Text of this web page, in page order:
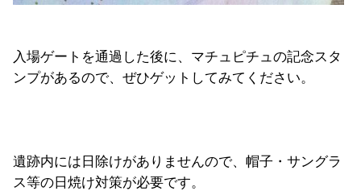
入場ゲートを通過した後に、マチュピチュの記念スタ
ンプがあるので、ぜひゲットしてみてください。
遺跡内には日除けがありませんので、帽子・サングラ
ス等の日焼け対策が必要です。